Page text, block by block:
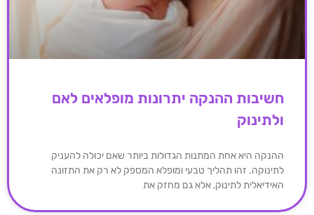
חשיבות ההנקה יתרונות מופלאים לאם
ולתינוק
ההנקה היא אחת המתנות הגדולות ביותר שאם יכולה להעניק
לתינוקה. זהו תהליך טבעי ומופלא המספק לא רק את התזונה
האידיאלית לתינוק, אלא גם מחזק את